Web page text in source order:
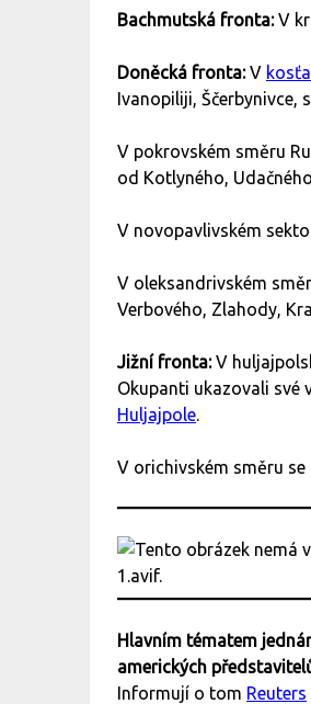
Bachmutská fronta:V
Doněcká fronta:V
Ivanopiliji, Ščerbynivce,
V pokrovském směru
od Kotlyného,
V novopavlivském
V oleksandrivském
Verbového, Zlahody,
Jižní fronta:V
Okupanti ukazovali své
Huljajpole.
V orichivském směru
Hlavním tématem
amerických
Informují o tom Reuters